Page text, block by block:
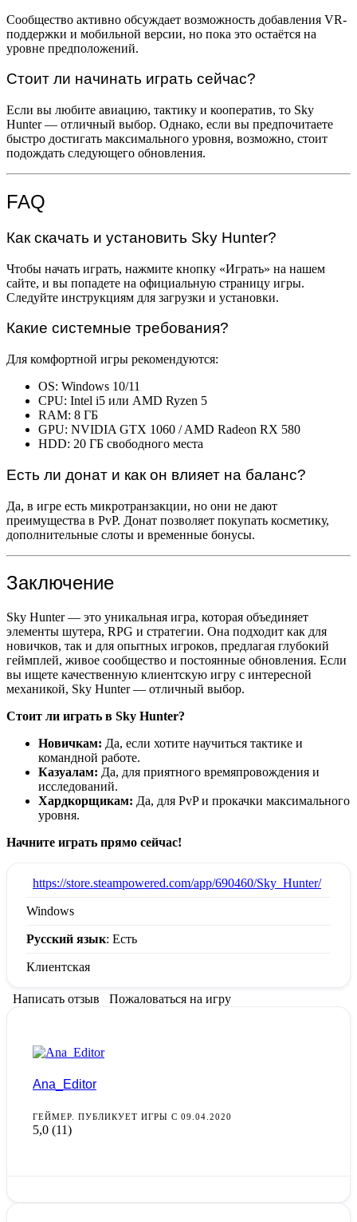
Сообщество активно обсуждает возможность добавления VR-
поддержки и мобильной версии, но пока это остаётся на
уровне предположений.
Стоит ли начинать играть сейчас?
Если вы любите авиацию, тактику и кооператив, то Sky
Hunter — отличный выбор. Однако, если вы предпочитаете
быстро достигать максимального уровня, возможно, стоит
подождать следующего обновления.
FAQ
Как скачать и установить Sky Hunter?
Чтобы начать играть, нажмите кнопку «Играть» на нашем
сайте, и вы попадете на официальную страницу игры.
Следуйте инструкциям для загрузки и установки.
Какие системные требования?
Для комфортной игры рекомендуются:
OS: Windows 10/11
CPU: Intel i5 или AMD Ryzen 5
RAM: 8 ГБ
GPU: NVIDIA GTX 1060 / AMD Radeon RX 580
HDD: 20 ГБ свободного места
Есть ли донат и как он влияет на баланс?
Да, в игре есть микротранзакции, но они не дают
преимущества в PvP. Донат позволяет покупать косметику,
дополнительные слоты и временные бонусы.
Заключение
Sky Hunter — это уникальная игра, которая объединяет
элементы шутера, RPG и стратегии. Она подходит как для
новичков, так и для опытных игроков, предлагая глубокий
геймплей, живое сообщество и постоянные обновления. Если
вы ищете качественную клиентскую игру с интересной
механикой, Sky Hunter — отличный выбор.
Стоит ли играть в Sky Hunter?
Новичкам: Да, если хотите научиться тактике и
командной работе.
Казуалам: Да, для приятного времяпровождения и
исследований.
Хардкорщикам: Да, для PvP и прокачки максимального
уровня.
Начните играть прямо сейчас!
https://store.steampowered.com/app/690460/Sky_Hunter/
Windows
Русский язык: Есть
Клиентская
Написать отзыв Пожаловаться на игру
Ana_Editor
ГЕЙМЕР. ПУБЛИКУЕТ ИГРЫ С 09.04.2020
5,0 (11)